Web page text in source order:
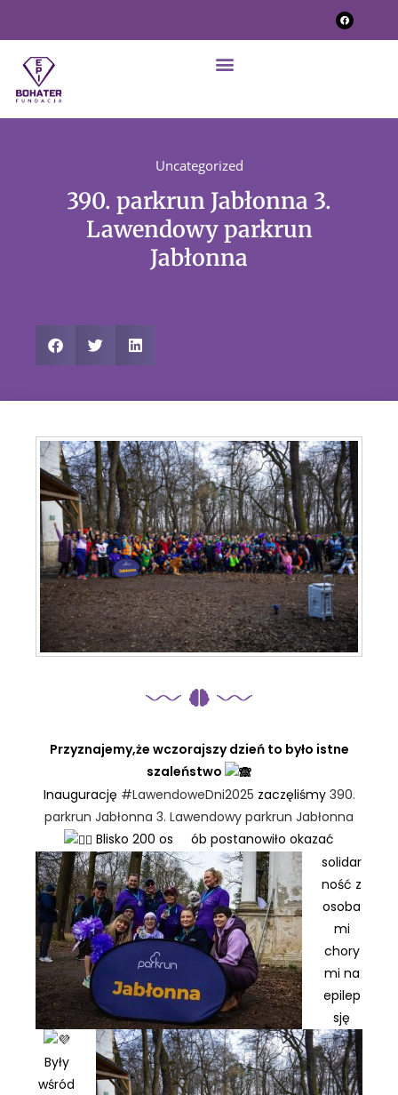
Uncategorized
390. parkrun Jabłonna 3.
Lawendowy parkrun
Jabłonna
Przyznajemy,że wczorajszy dzień to było istne
szaleństwo
Inaugurację #LawendoweDni2025 zaczęliśmy 390.
parkrun Jabłonna 3. Lawendowy parkrun Jabłonna
Blisko 200 os
ób postanowiło okazać
solidar
ność z
osoba
mi
chory
mi na
epilep
sję
Były
wśród